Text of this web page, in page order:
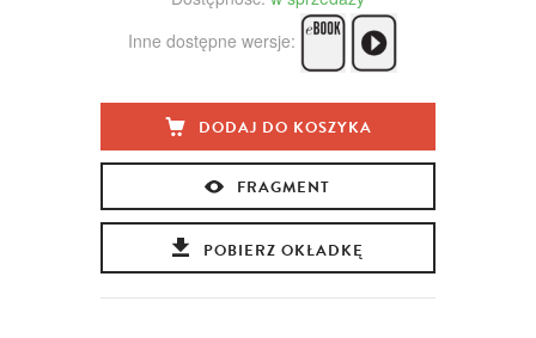
Inne dostępne wersje:
DODAJ DO KOSZYKA
FRAGMENT
POBIERZ OKŁADKĘ